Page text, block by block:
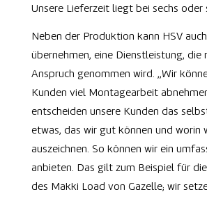
Unsere Lieferzeit liegt bei sechs oder
Neben der Produktion kann HSV
übernehmen, eine Dienstleistung, die
Anspruch genommen wird. „Wir
Kunden viel Montagearbeit
entscheiden unsere Kunden das
etwas, das wir gut können und worin
auszeichnen. So können wir ein
anbieten. Das gilt zum Beispiel für
des Makki Load von Gazelle; wir